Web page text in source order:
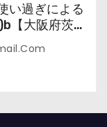
い過ぎによる
【大阪府茨木
ます。】